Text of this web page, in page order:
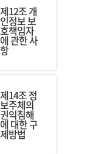
제12조 개
인정보 보
호책임자
에 관한 사
항
제14조 정
보주체의
권익침해
에 대한 구
제방법